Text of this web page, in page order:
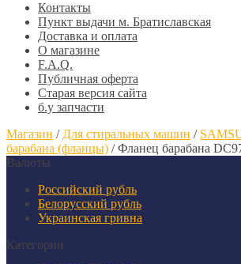
Контакты
Пункт выдачи м. Братиславская
Доставка и оплата
О магазине
F.A.Q.
Публичная оферта
Старая версия сайта
б.у запчасти
Магазин / Для стиральных машин /
барабана (фланцы) /Фланец барабана
Валюты
Российский рубль
Белорусский рубль
Украинская гривна
Категории